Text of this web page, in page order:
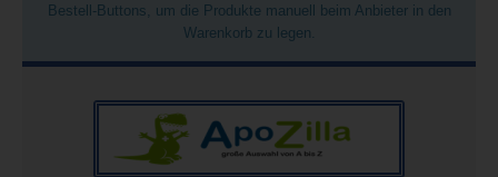
Bestell-Buttons, um die Produkte manuell beim Anbieter in den
Warenkorb zu legen.